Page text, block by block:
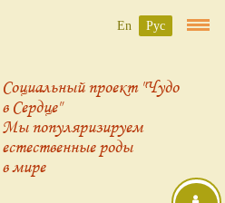
Социальный проект "Чудо
в Сердце"
Мы популяризируем
естественные роды
в мире
En Рус